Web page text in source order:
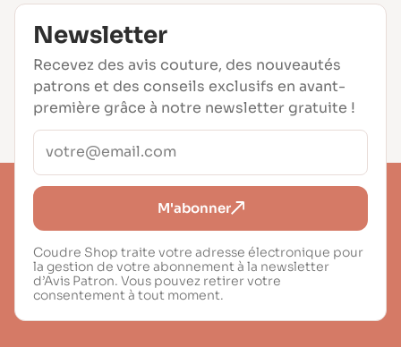
Newsletter
Recevez des avis couture, des nouveautés
patrons et des conseils exclusifs en avant-
première grâce à notre newsletter gratuite !
M'abonner
Coudre Shop traite votre adresse électronique pour
la gestion de votre abonnement à la newsletter
d’Avis Patron. Vous pouvez retirer votre
consentement à tout moment.